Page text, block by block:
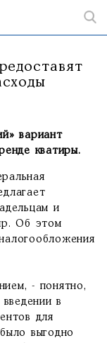
вариант
кватиры.
и
Об этом
- понятно,
в
для
выгодно